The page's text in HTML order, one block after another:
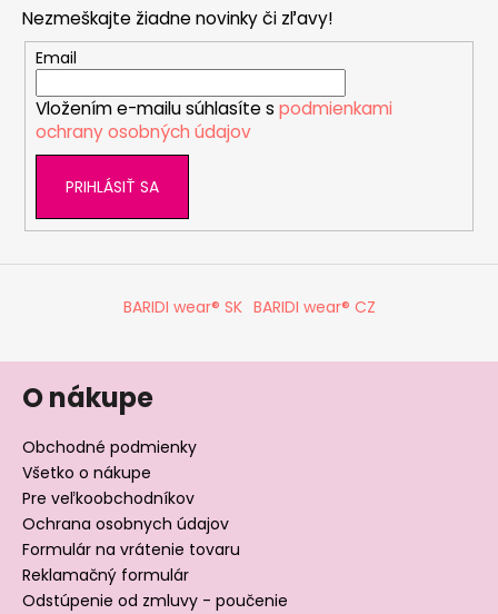
Nezmeškajte žiadne novinky či zľavy!
Email
Vložením e-mailu súhlasíte s podmienkami
ochrany osobných údajov
PRIHLÁSIŤ SA
BARIDI wear® SK BARIDI wear® CZ
O nákupe
Obchodné podmienky
Všetko o nákupe
Pre veľkoobchodníkov
Ochrana osobnych údajov
Formulár na vrátenie tovaru
Reklamačný formulár
Odstúpenie od zmluvy - poučenie